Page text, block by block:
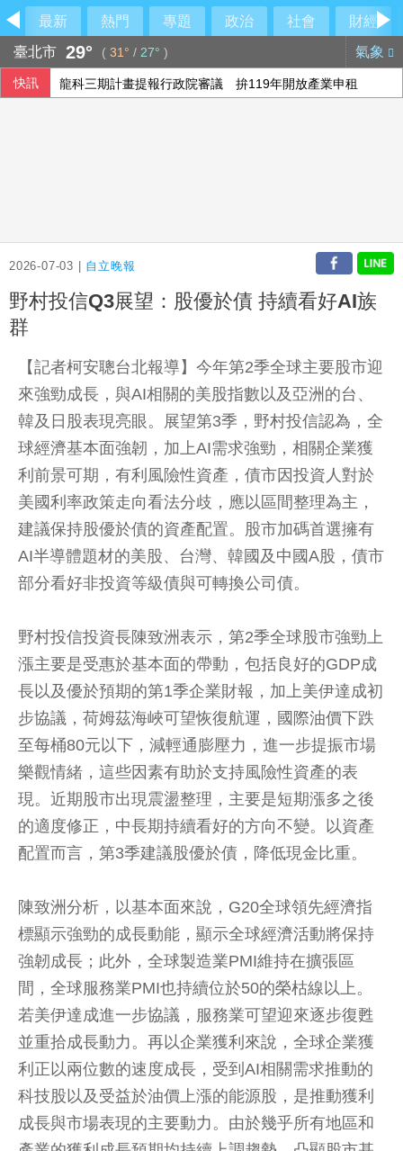
最新 熱門 專題 政治 社會
財經
臺北市 29° ( 31° / 27° ) 氣象
快訊 龍科三期計畫提報行政院審議 拚119年開放產業申租
2026-07-03 | 自立晚報
野村投信Q3展望：股優於債 持續看好AI族
群
【記者柯安聰台北報導】今年第2季全球主要股市迎
來強勁成長，與AI相關的美股指數以及亞洲的台、
韓及日股表現亮眼。展望第3季，野村投信認為，全
球經濟基本面強韌，加上AI需求強勁，相關企業獲
利前景可期，有利風險性資產，債市因投資人對於
美國利率政策走向看法分歧，應以區間整理為主，
建議保持股優於債的資產配置。股市加碼首選擁有
AI半導體題材的美股、台灣、韓國及中國A股，債市
部分看好非投資等級債與可轉換公司債。
野村投信投資長陳致洲表示，第2季全球股市強勁上
漲主要是受惠於基本面的帶動，包括良好的GDP成
長以及優於預期的第1季企業財報，加上美伊達成初
步協議，荷姆茲海峽可望恢復航運，國際油價下跌
至每桶80元以下，減輕通膨壓力，進一步提振市場
樂觀情緒，這些因素有助於支持風險性資產的表
現。近期股市出現震盪整理，主要是短期漲多之後
的適度修正，中長期持續看好的方向不變。以資產
配置而言，第3季建議股優於債，降低現金比重。
陳致洲分析，以基本面來說，G20全球領先經濟指
標顯示強勁的成長動能，顯示全球經濟活動將保持
強韌成長；此外，全球製造業PMI維持在擴張區
間，全球服務業PMI也持續位於50的榮枯線以上。
若美伊達成進一步協議，服務業可望迎來逐步復甦
並重拾成長動力。再以企業獲利來說，全球企業獲
利正以兩位數的速度成長，受到AI相關需求推動的
科技股以及受益於油價上漲的能源股，是推動獲利
成長與市場表現的主要動力。由於幾乎所有地區和